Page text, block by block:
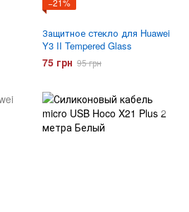
−21%
Защитное стекло для Huawei
Y3 II Tempered Glass
75 грн 95 грн